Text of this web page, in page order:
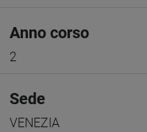
Anno corso
2
Sede
VENEZIA